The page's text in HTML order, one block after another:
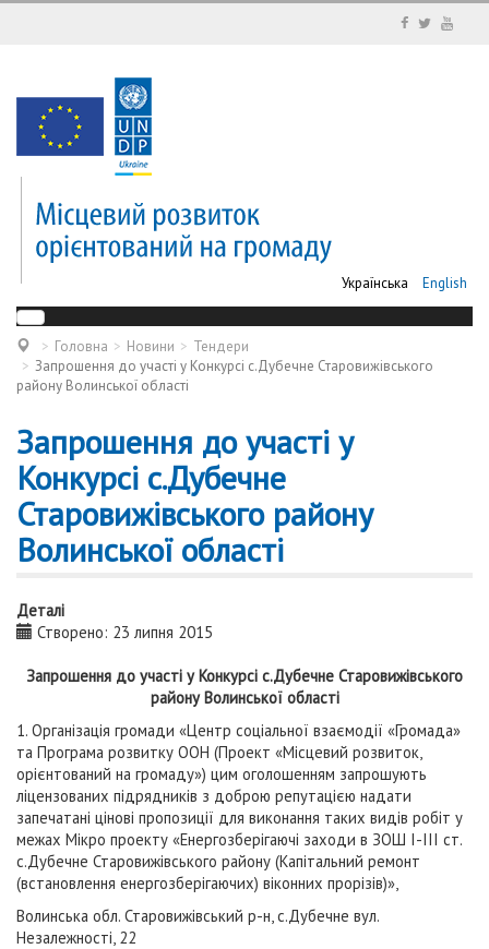
Українська English
Головна Новини
Тендери
Запрошення до участі у Конкурсі с.Дубечне Старовижівського
району Волинської області
Запрошення до участі у
Конкурсі с.Дубечне
Старовижівського району
Волинської області
Деталі
Створено: 23 липня 2015
Запрошення до участі у Конкурсі с.Дубечне Старовижівського
районуВолинської області
1. Організація громади «Центр соціальної взаємодії «Громада»
та Програма розвитку ООН (Проект «Місцевий розвиток,
орієнтований на громаду») цим оголошенням запрошують
ліцензованих підрядників з доброю репутацією надати
запечатані цінові пропозиції для виконання таких видів робіт у
межах Мікро проекту «Енергозберігаючі заходи в ЗОШ І-ІІІ ст.
с.Дубечне Старовижівського району (Капітальний ремонт
(встановлення енергозберігаючих) віконних прорізів)»,
Волинська обл. Старовижівський р-н, с.Дубечне вул.
Незалежності, 22